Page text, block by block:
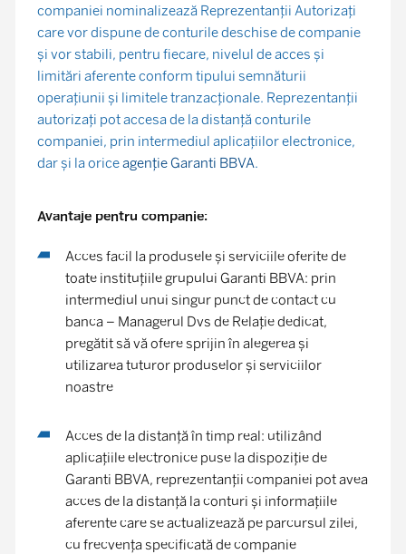
companiei nominalizează Reprezentanţii Autorizaţi
care vor dispune de conturile deschise de companie
şi vor stabili, pentru fiecare, nivelul de acces şi
limitări aferente conform tipului semnăturii
operaţiunii şi limitele tranzacţionale. Reprezentanţii
autorizaţi pot accesa de la distanţă conturile
companiei, prin intermediul aplicaţiilor electronice,
dar şi la oriceagenţie Garanti BBVA.
Avantaje pentru companie:
Acces facil la produsele şi serviciile oferite de
toate instituţiile grupului Garanti BBVA: prin
intermediul unui singur punct de contact cu
banca – Managerul Dvs de Relaţie dedicat,
pregătit să vă ofere sprijin în alegerea şi
utilizarea tuturor produselor şi serviciilor
noastre
Acces de la distanţă în timp real: utilizând
aplicaţiile electronice puse la dispoziţie de
Garanti BBVA, reprezentanţii companiei pot avea
acces de la distanţă la conturi şi informaţiile
aferente care se actualizează pe parcursul zilei,
cu frecvenţa specificată de companie